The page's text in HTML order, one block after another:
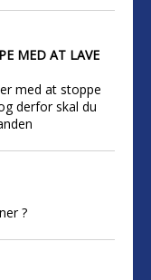
MED AT LAVE
med at stoppe
derfor skal du
?